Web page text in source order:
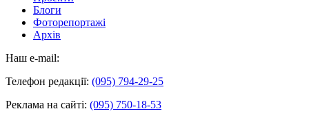
Блоги
Фоторепортажі
Архів
Наш e-mail:
Телефон редакції: (095) 794-29-25
Реклама на сайті: (095) 750-18-53